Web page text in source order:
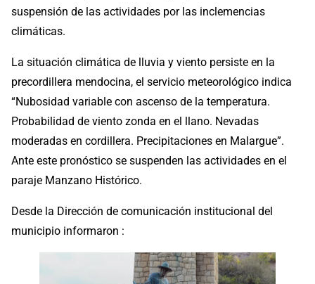
suspensión de las actividades por las inclemencias
climáticas.
La situación climática de lluvia y viento persiste en la
precordillera mendocina, el servicio meteorológico indica
“Nubosidad variable con ascenso de la temperatura.
Probabilidad de viento zonda en el llano. Nevadas
moderadas en cordillera. Precipitaciones en Malargue”.
Ante este pronóstico se suspenden las actividades en el
paraje Manzano Histórico.
Desde la Dirección de comunicación institucional del
municipio informaron :